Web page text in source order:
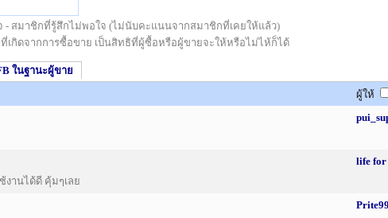
จ - สมาชิกที่รู้สึกไม่พอใจ (ไม่นับคะแนนจากสมาชิกที่เคยให้แล้ว)
ที่เกิดจากการซื้อขาย เป็นสิทธิที่ผู้ซื้อหรือผู้ขายจะให้หรือไม่ไห้ก็ได้
ในฐานะผู้ขาย
ผู้ให้
งานได้ดี คุ้มๆเลย
life for
Prite99